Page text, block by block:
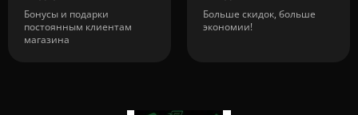
Бонусы и подарки
постоянным клиентам
магазина
Больше скидок, больше
экономии!